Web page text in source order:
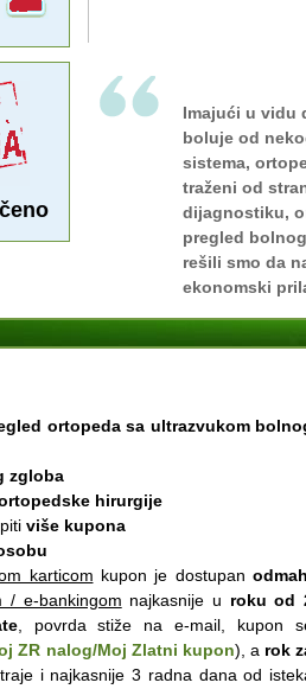
Imajući u vidu
boluje od
sistema,
traženi od
dijagnostiku,
pregled
rešili smo da
ekonomski
ortopeda sa ultrazvukom
zgloba
hirurgije
više kupona
karticom kupon je dostupan
/ e-bankingom najkasnije u roku od
, povrda stiže na e-mail, kupon
ZR nalog/Moj Zlatni kupon), a rok
i najkasnije 3 radna dana od